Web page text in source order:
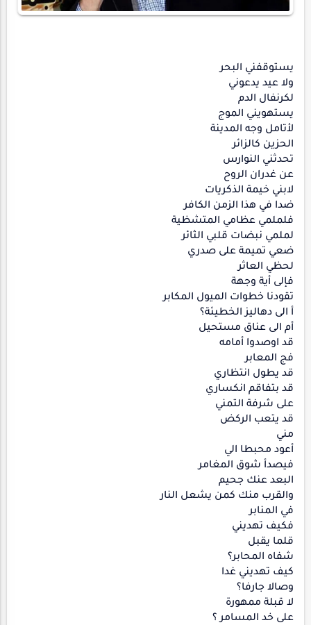
يستوقفني البحر
ولا عيد يدعوني
لكرنفال الدم
يستهويني الموج
لأتامل وجه المدينة
الحزين كالزائر
تحدثني النوارس
عن غدران الروح
لابني خيمة الذكريات
ضدا في هذا الزمن الكافر
فلملمي عظامي المتشظية
لملمي نبضات قلبي الثائر
ضعي تميمة على صدري
لحظي العاثر
فإلى أية وجهة
تقودنا خطوات الميول المكابر
أ الى دهاليز الخطيئة؟
أم الى عناق مستحيل
قد اوصدوا أمامه
فج المعابر
قد يطول انتظاري
قد بتفاقم انكساري
على شرفة التمني
قد يتعب الركض
مني
أعود محبطا الي
فيصدأ شوق المغامر
البعد عنك جحيم
والقرب منك كمن يشعل النار
في المنابر
فكيف تهديني
قلما يقبل
شفاه المحابر؟
كيف تهديني غدا
وصالا جارفا؟
لا قبلة ممهورة
على خد المسامر ؟